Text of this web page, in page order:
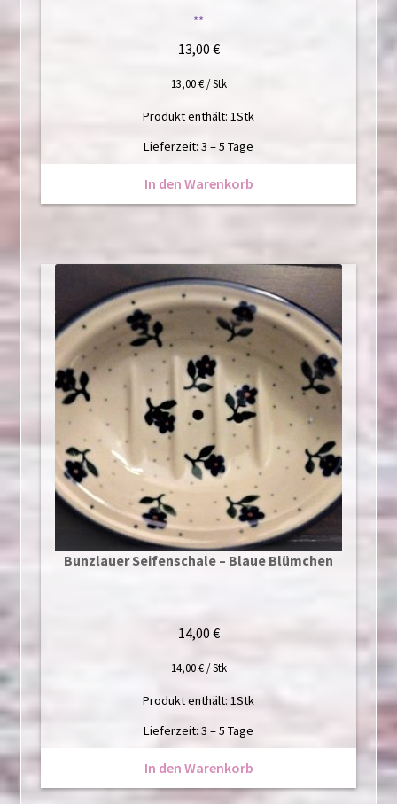
**
13,00 €
13,00€/Stk
Produkt enthält: 1Stk
Lieferzeit: 3 – 5 Tage
In den Warenkorb
Bunzlauer Seifenschale – Blaue Blümchen
14,00 €
14,00€/Stk
Produkt enthält: 1Stk
Lieferzeit: 3 – 5 Tage
In den Warenkorb